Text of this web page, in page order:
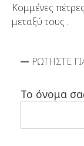
Κομμένες
μεταξύ τους .
ΡΩΤΗΣΤΕ
Το όνομα